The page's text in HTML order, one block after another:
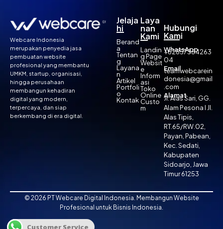
Webcare Indonesia
merupakan penyedia jasa
pembuatan website
profesional yang membantu
UMKM, startup, organisasi,
hingga perusahaan
membangun kehadiran
digital yang modern,
terpercaya, dan siap
berkembang di era digital.
Jelaja
hi
Berand
a
Tentan
g
Layana
n
Artikel
Portfoli
o
Kontak
Laya
nan
Kami
Landin
g Page
Websit
e
Inform
asi
Toko
Online
Custo
m
Hubungi
Kami
WhatsApp
+62857364263
04
Email
teamwebcarein
donesia@gmail
.com
Alamat
Jl. Alas Sari, GG.
Alam Pesona I Jl.
Alas Tipis,
RT.65/RW.02,
Payan, Pabean,
Kec. Sedati,
Kabupaten
Sidoarjo, Jawa
Timur 61253
© 2026 PT Webcare Digital Indonesia. Membangun Website
Profesional untuk Bisnis Indonesia.
Customer Service